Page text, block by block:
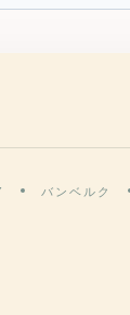
バンベルク